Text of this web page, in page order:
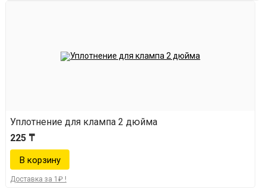
Уплотнение для клампа 2 дюйма
225 ₸
Доставка за 1₽ !